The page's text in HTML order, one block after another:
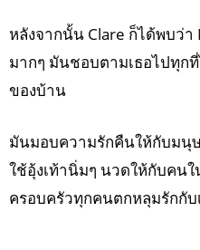
หลังจากนั้น Clare ก็ได้พบว่
มากๆ มันชอบตามเธอไปทุก
ของบ้าน
มันมอบความรักคืนให้กับมนุ
ใช้อุ้งเท้านิ่มๆ นวดให้กับคน
ครอบครัวทุกคนตกหลุมรักกับ